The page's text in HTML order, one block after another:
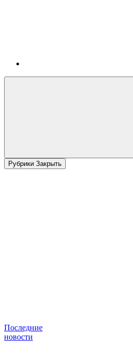
Рубрики Закрыть
Последние
новости